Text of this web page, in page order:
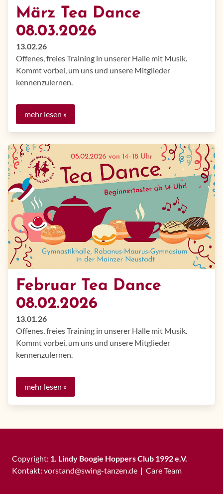
März Tea Dance
08.03.2026
13.02.26
Offenes, freies Training in unserer Halle mit Musik.​​​
Kommt vorbei, um uns und unsere Mitglieder
kennenzulernen.
mehr lesen »
Februar Tea Dance
08.02.2026
13.01.26
Offenes, freies Training in unserer Halle mit Musik.​​​
Kommt vorbei, um uns und unsere Mitglieder
kennenzulernen.
mehr lesen »
Copyright: 1. Lindy Boogie Hoppers Club 1992 e.V.
Kontakt: vorstand@swing-tanzen de | Care Team